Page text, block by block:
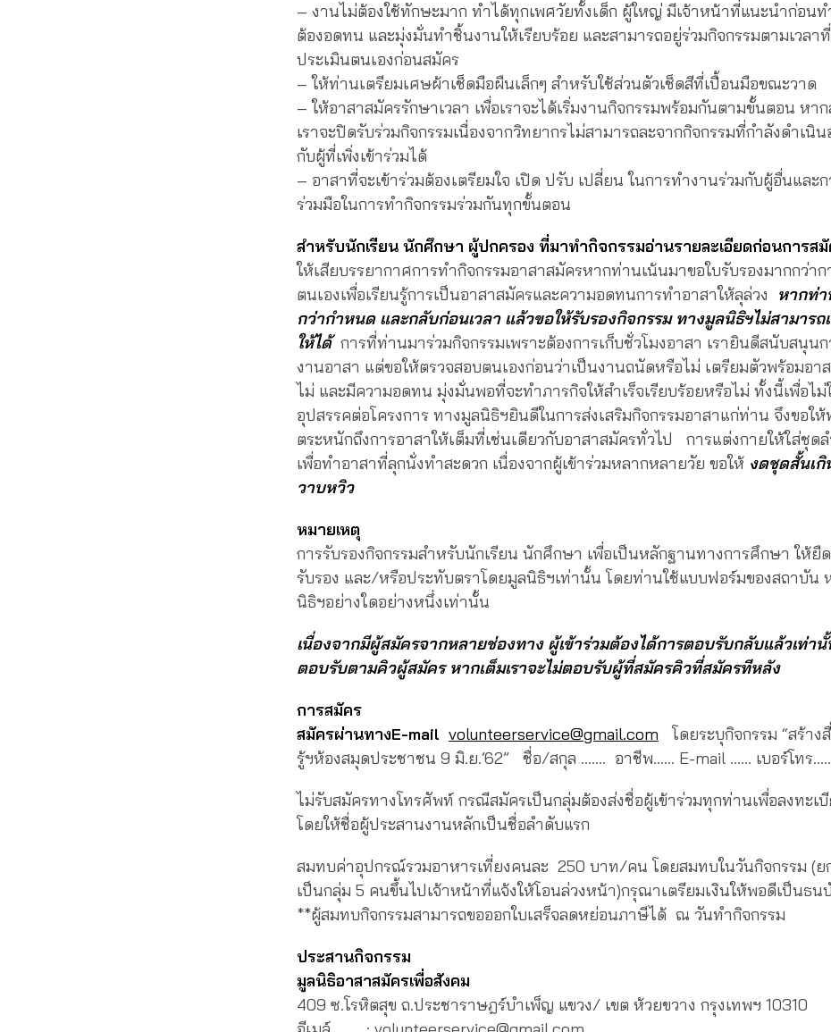
– งานไม่ต้องใช้ทักษะมาก ทำได้ทุกเพศวัยทั้งเด็ก ผู้ใหญ่ มีเจ้าหน้าที่แนะนำก่อน
ต้องอดทน และมุ่งมั่นทำชิ้นงานให้เรียบร้อย และสามารถอยู่ร่วมกิจกรรมตามเวลา
ประเมินตนเองก่อนสมัคร
– ให้ท่านเตรียมเศษผ้าเช็ดมือผืนเล็กๆ สำหรับใช้ส่วนตัวเช็ดสีที่เปื้อนมือขณะวาด
– ให้อาสาสมัครรักษาเวลา เพื่อเราจะได้เริ่มงานกิจกรรมพร้อมกันตามขั้นตอน หา
เราจะปิดรับร่วมกิจกรรมเนื่องจากวิทยากรไม่สามารถละจากกิจกรรมที่กำลังดำเนิน
กับผู้ที่เพิ่งเข้าร่วมได้
– อาสาที่จะเข้าร่วมต้องเตรียมใจ เปิด ปรับ เปลี่ยน ในการทำงานร่วมกับผู้อื่นและ
ร่วมมือในการทำกิจกรรมร่วมกันทุกขั้นตอน
สำหรับนักเรียน นักศึกษา ผู้ปกครอง ที่มาทำกิจกรรมอ่านรายละเอียดก่อนการส
ให้เสียบรรยากาศการทำกิจกรรมอาสาสมัครหากท่านเน้นมาขอใบรับรองมากกว่า
ตนเองเพื่อเรียนรู้การเป็นอาสาสมัครและความอดทนการทำอาสาให้ลุล่วง หากท่
กว่ากำหนด และกลับก่อนเวลา แล้วขอให้รับรองกิจกรรม ทางมูลนิธิฯไม่สามารถ
ให้ได้ การที่ท่านมาร่วมกิจกรรมเพราะต้องการเก็บชั่วโมงอาสา เรายินดีสนับสนุนก
งานอาสา แต่ขอให้ตรวจสอบตนเองก่อนว่าเป็นงานถนัดหรือไม่ เตรียมตัวพร้อมอา
ไม่ และมีความอดทน มุ่งมั่นพอที่จะทำภารกิจให้สำเร็จเรียบร้อยหรือไม่ ทั้งนี้เพื่อไม่
อุปสรรคต่อโครงการ ทางมูลนิธิฯยินดีในการส่งเสริมกิจกรรมอาสาแก่ท่าน จึงขอใ
ตระหนักถึงการอาสาให้เต็มที่เช่นเดียวกับอาสาสมัครทั่วไป การแต่งกายให้ใส่ชุด
เพื่อทำอาสาที่ลุกนั่งทำสะดวก เนื่องจากผู้เข้าร่วมหลากหลายวัย ขอให้ งดชุดสั้นเกิ
วาบหวิว
หมายเหตุ
การรับรองกิจกรรมสำหรับนักเรียน นักศึกษา เพื่อเป็นหลักฐานทางการศึกษา ให้ยื
รับรอง และ/หรือประทับตราโดยมูลนิธิฯเท่านั้น โดยท่านใช้แบบฟอร์มของสถาบัน
นิธิฯอย่างใดอย่างหนึ่งเท่านั้น
เนื่องจากมีผู้สมัครจากหลายช่องทาง ผู้เข้าร่วมต้องได้การตอบรับกลับแล้วเท่า
ตอบรับตามคิวผู้สมัคร หากเต็มเราจะไม่ตอบรับผู้ที่สมัครคิวที่สมัครทีหลัง
การสมัคร
สมัครผ่านทางE-mail volunteerservice@gmail.com โดยระบุกิจกรรม “สร้าง
รู้ฯห้องสมุดประชาชน 9 มิ.ย.’62” ชื่อ/สกุล ……. อาชีพ…… E-mail …… เบอร์โทร
ไม่รับสมัครทางโทรศัพท์ กรณีสมัครเป็นกลุ่มต้องส่งชื่อผู้เข้าร่วมทุกท่านเพื่อลงทะเ
โดยให้ชื่อผู้ประสานงานหลักเป็นชื่อลำดับแรก
สมทบค่าอุปกรณ์รวมอาหารเที่ยงคนละ 250 บาท/คน โดยสมทบในวันกิจกรรม (ย
เป็นกลุ่ม 5 คนขึ้นไปเจ้าหน้าที่แจ้งให้โอนล่วงหน้า)กรุณาเตรียมเงินให้พอดีเป็นธน
**ผู้สมทบกิจกรรมสามารถขอออกใบเสร็จลดหย่อนภาษีได้ ณ วันทำกิจกรรม
ประสานกิจกรรม
มูลนิธิอาสาสมัครเพื่อสังคม
409 ซ.โรหิตสุข ถ.ประชาราษฎร์บำเพ็ญ แขวง/ เขต ห้วยขวาง กรุงเทพฯ 10310